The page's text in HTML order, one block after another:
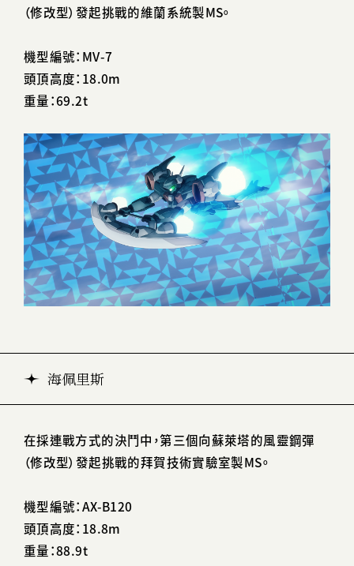
（修改型）發起挑戰的維蘭系統製MS。
機型編號：MV-7
頭頂高度：18.0m
重量：69.2t
海佩里斯
在採連戰方式的決鬥中，第三個向蘇萊塔的風靈鋼彈
（修改型）發起挑戰的拜賀技術實驗室製MS。
機型編號：AX-B120
頭頂高度：18.8m
重量：88.9t